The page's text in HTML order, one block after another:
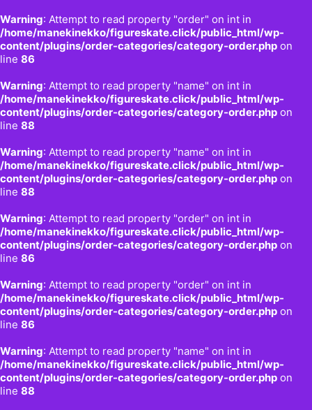
Warning: Attempt to read property "order" on int in
/home/manekinekko/figureskate.click/public_html/wp-
content/plugins/order-categories/category-order.php on
line 86
Warning: Attempt to read property "name" on int in
/home/manekinekko/figureskate.click/public_html/wp-
content/plugins/order-categories/category-order.php on
line 88
Warning: Attempt to read property "name" on int in
/home/manekinekko/figureskate.click/public_html/wp-
content/plugins/order-categories/category-order.php on
line 88
Warning: Attempt to read property "order" on int in
/home/manekinekko/figureskate.click/public_html/wp-
content/plugins/order-categories/category-order.php on
line 86
Warning: Attempt to read property "order" on int in
/home/manekinekko/figureskate.click/public_html/wp-
content/plugins/order-categories/category-order.php on
line 86
Warning: Attempt to read property "name" on int in
/home/manekinekko/figureskate.click/public_html/wp-
content/plugins/order-categories/category-order.php on
line 88